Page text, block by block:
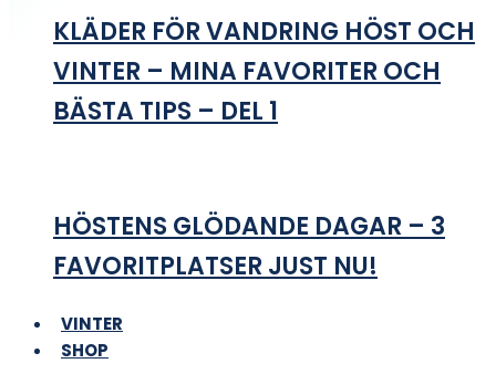
KLÄDER FÖR VANDRING HÖST OCH
VINTER – MINA FAVORITER OCH
BÄSTA TIPS – DEL 1
HÖSTENS GLÖDANDE DAGAR – 3
FAVORITPLATSER JUST NU!
VINTER
SHOP